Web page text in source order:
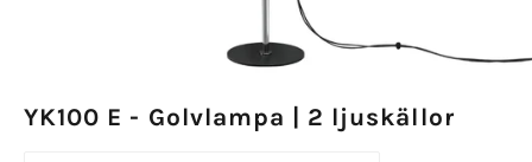
YK100 E - Golvlampa | 2 ljuskällor